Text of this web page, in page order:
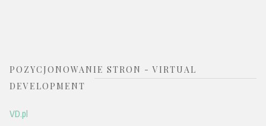
POZYCJONOWANIE STRON - VIRTUAL
DEVELOPMENT
VD.pl